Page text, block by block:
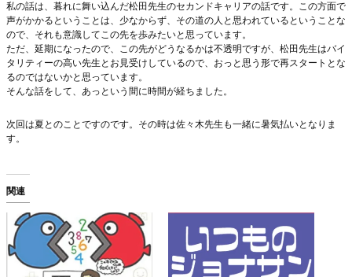
私の話は、暮れに舞い込んだ松田先生のセカンドキャリアの話です。この方面で
声がかかるということは、少なからず、その道の人と思われているということな
ので、それも意識してこの先を歩みたいと思っています。
ただ、延期になったので、この先がどうなるかは不透明ですが、松田先生はバイ
タリティーの高い先生とお見受けしているので、おっと思う形で再スタートとな
るのではないかと思っています。
そんな話をして、あっという間に時間が経ちました。
次回は夏とのことですのです。その時は佐々木先生も一緒に暑気払いとなりま
す。
関連